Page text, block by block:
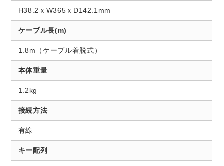
H38.2ｘW365ｘD142.1mm
ケーブル長(m)
1.8m（ケーブル着脱式）
本体重量
1.2kg
接続方法
有線
キー配列